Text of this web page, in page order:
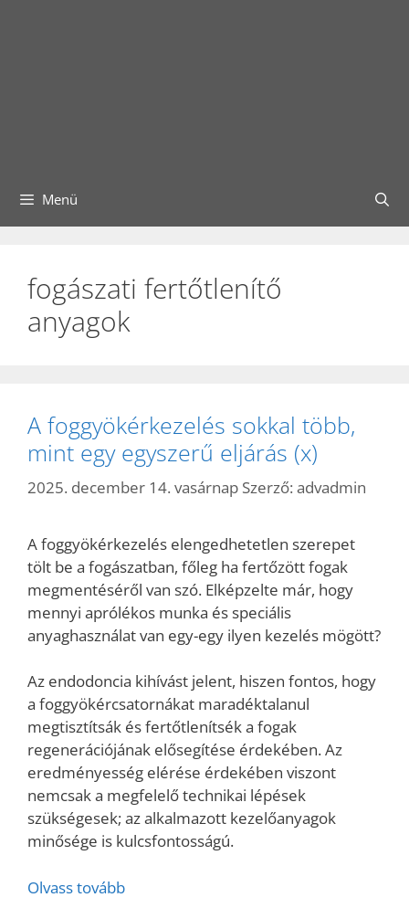
Menü
fogászati fertőtlenítő
anyagok
A foggyökérkezelés sokkal több,
mint egy egyszerű eljárás (x)
2025. december 14. vasárnap Szerző: advadmin
A foggyökérkezelés elengedhetetlen szerepet
tölt be a fogászatban, főleg ha fertőzött fogak
megmentéséről van szó. Elképzelte már, hogy
mennyi aprólékos munka és speciális
anyaghasználat van egy-egy ilyen kezelés mögött?
Az endodoncia kihívást jelent, hiszen fontos, hogy
a foggyökércsatornákat maradéktalanul
megtisztítsák és fertőtlenítsék a fogak
regenerációjának elősegítése érdekében. Az
eredményesség elérése érdekében viszont
nemcsak a megfelelő technikai lépések
szükségesek; az alkalmazott kezelőanyagok
minősége is kulcsfontosságú.
Olvass tovább